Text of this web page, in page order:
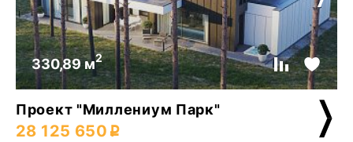
330,89 м2
Проект "Миллениум Парк"
28 125 650